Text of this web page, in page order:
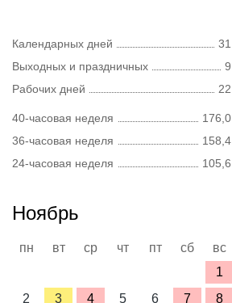
Календарных дней
31
Выходных и праздничных
9
Рабочих дней
22
40-часовая неделя
176,0
36-часовая неделя
158,4
24-часовая неделя
105,6
Ноябрь
пн вт ср чт пт сб
вс
1
2
3 4 5 6 7 8